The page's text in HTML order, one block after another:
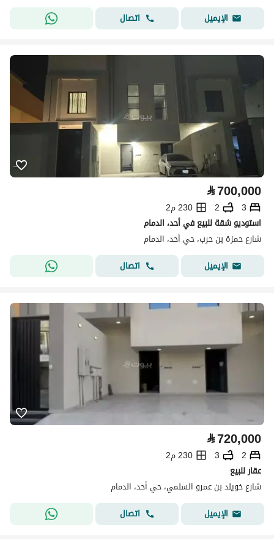
الإيميل
اتصال
⃁700,000
3
2
230 م2
استوديو شقة للبيع في أحد، الدمام
شارع حمزة بن حرب، حي أحد، الدمام
الإيميل
اتصال
⃁720,000
2
3
230 م2
عقار للبيع
شارع خويلد بن عمرو السلمي، حي أحد، الدمام
الإيميل
اتصال